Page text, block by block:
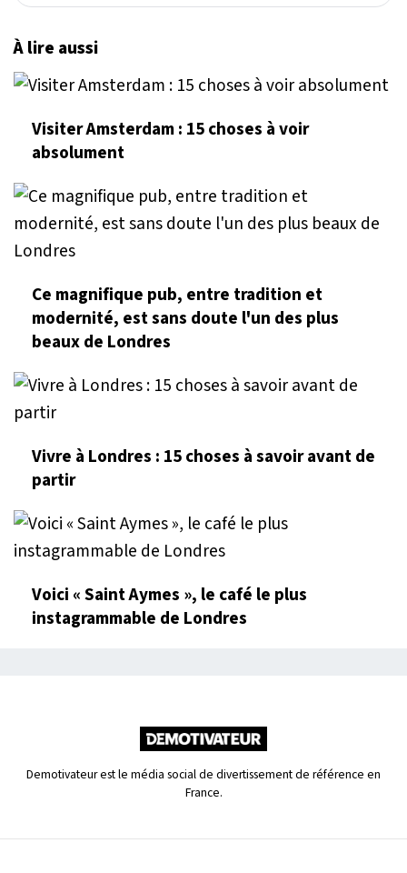
À lire aussi
Visiter Amsterdam : 15 choses à voir
absolument
Ce magnifique pub, entre tradition et
modernité, est sans doute l'un des plus
beaux de Londres
Vivre à Londres : 15 choses à savoir avant de
partir
Voici « Saint Aymes », le café le plus
instagrammable de Londres
Demotivateur est le média social de divertissement de référence en
France.